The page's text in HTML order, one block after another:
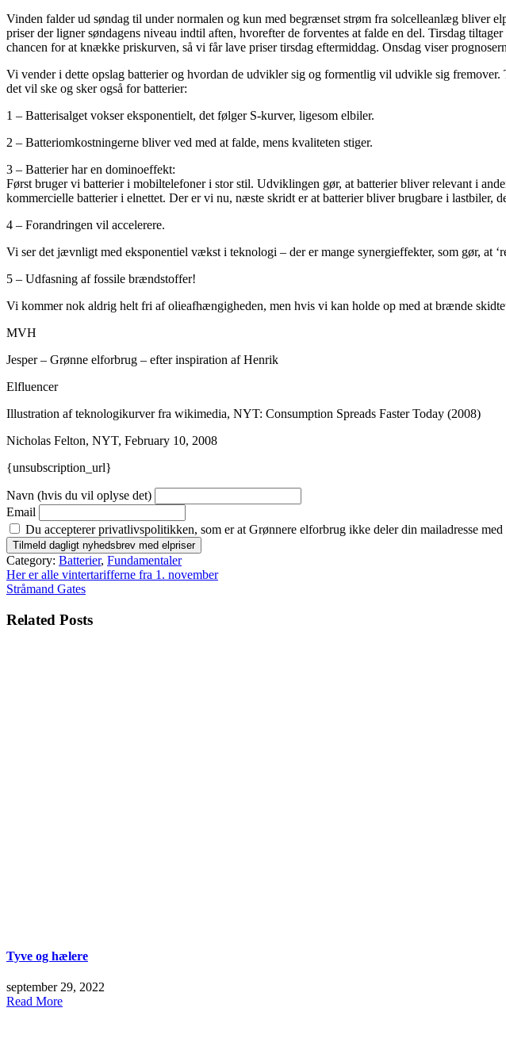
Vinden falder ud søndag til under normalen og kun med begrænset strøm fra solcelleanlæg bliver
priser der ligner søndagens niveau indtil aften, hvorefter de forventes at falde en del. Tirsdag
chancen for at knække priskurven, så vi får lave priser tirsdag eftermiddag. Onsdag viser
Vi vender i dette opslag batterier og hvordan de udvikler sig og formentlig vil udvikle sig
det vil ske og sker også for batterier:
1 – Batterisalget vokser eksponentielt, det følger S-kurver, ligesom elbiler.
2 – Batteriomkostningerne bliver ved med at falde, mens kvaliteten stiger.
3 – Batterier har en dominoeffekt:
Først bruger vi batterier i mobiltelefoner i stor stil. Udviklingen gør, at batterier bliver relevant i
kommercielle batterier i elnettet. Der er vi nu, næste skridt er at batterier bliver brugbare i lastbiler,
4 – Forandringen vil accelerere.
Vi ser det jævnligt med eksponentiel vækst i teknologi – der er mange synergieffekter, som gør, at
5 – Udfasning af fossile brændstoffer!
Vi kommer nok aldrig helt fri af olieafhængigheden, men hvis vi kan holde op med at brænde
MVH
Jesper – Grønne elforbrug – efter inspiration af Henrik
Elfluencer
Illustration af teknologikurver fra wikimedia, NYT: Consumption Spreads Faster Today (2008)
Nicholas Felton, NYT, February 10, 2008
{unsubscription_url}
Navn (hvis du vil oplyse det)
Email
Du accepterer privatlivspolitikken, som er at Grønnere elforbrug ikke deler din mailadresse
Category: Batterier, Fundamentaler
Indlægsnavigation
Her er alle vintertarifferne fra 1. november
Stråmand Gates
Related Posts
Tyve og hælere
september 29, 2022
Read More